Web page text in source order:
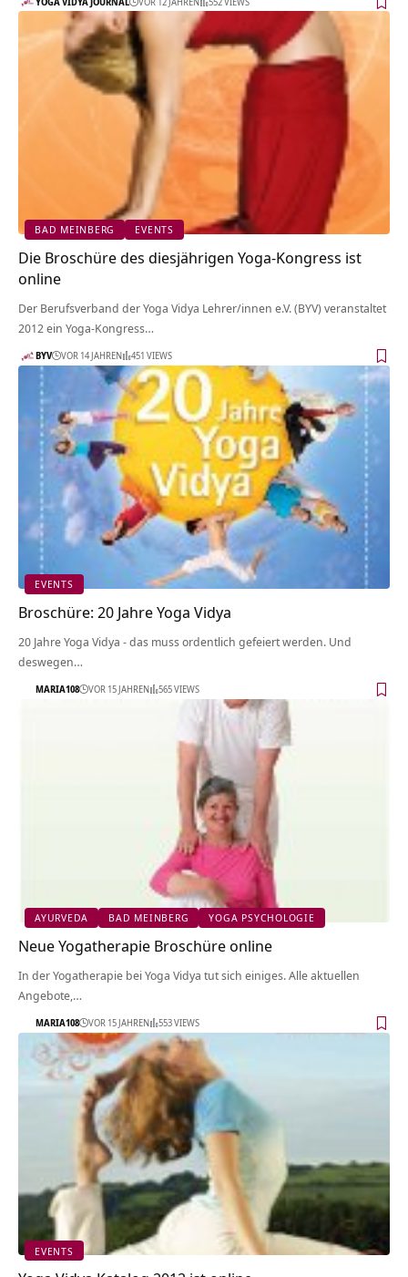
BAD MEINBERG EVENTS
Die Broschüre des diesjährigen Yoga-Kongress ist
online
Der Berufsverband der Yoga Vidya Lehrer/innen e.V. (BYV) veranstaltet
2012 ein Yoga-Kongress…
BYV VOR 14 JAHREN 451 VIEWS
EVENTS
Broschüre: 20 Jahre Yoga Vidya
20 Jahre Yoga Vidya - das muss ordentlich gefeiert werden. Und
deswegen…
MARIA108 VOR 15 JAHREN 565 VIEWS
AYURVEDA BAD MEINBERG YOGA PSYCHOLOGIE
Neue Yogatherapie Broschüre online
In der Yogatherapie bei Yoga Vidya tut sich einiges. Alle aktuellen
Angebote,…
MARIA108 VOR 15 JAHREN 553 VIEWS
EVENTS